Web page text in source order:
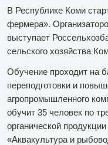
В Республике Коми
фермера».
выступает
сельского хозяйства
Обучение проходит на
переподготовки и
агропромышленного
обучит 35 человек по
органической
«Аквакультура и